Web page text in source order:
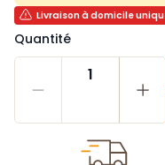
Livraison à domicile
Quantité
1